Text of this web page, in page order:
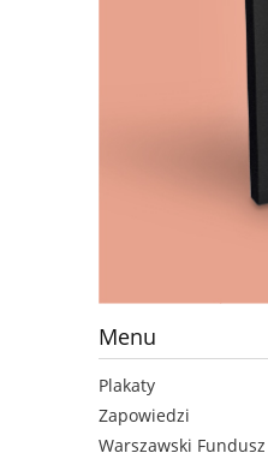
Menu
Plakaty
Zapowiedzi
Warszawski